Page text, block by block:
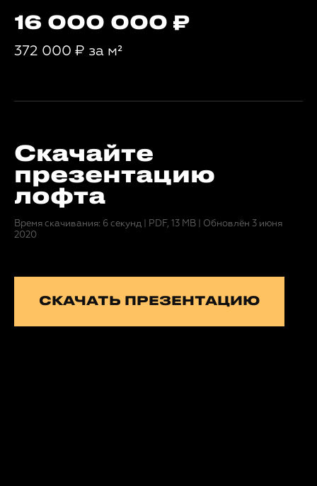
16 000 000
372 000 ₽ за м²
Скачайте
презентацию
лофта
Время скачивания: 6 секунд PDF, 13 MB
Обновлён 3 июня
2020
СКАЧАТЬ ПРЕЗЕНТАЦИЮ